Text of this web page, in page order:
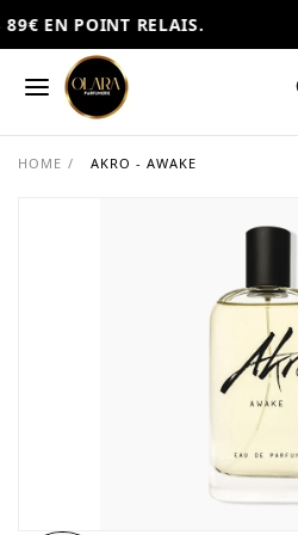
EN POINT RELAIS.
HOME / AKRO - AWAKE